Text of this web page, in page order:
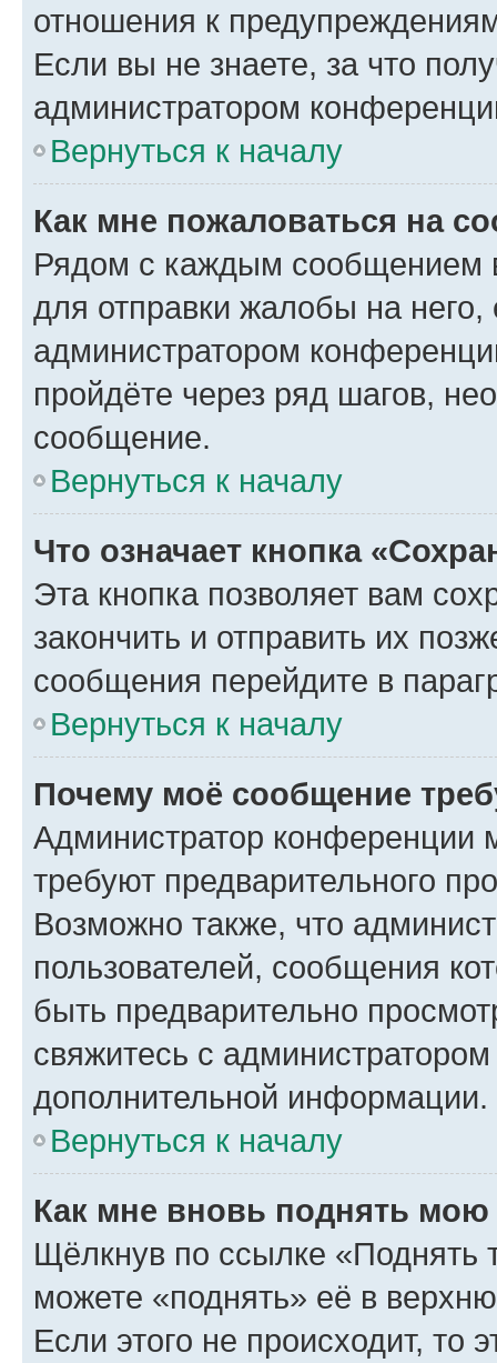
отношения к
Если вы не знаете, за что
администратором
Вернуться к началу
Как мне пожаловаться на
Рядом с каждым сообщением
для отправки жалобы на
администратором
пройдёте через ряд шагов,
сообщение.
Вернуться к началу
Что означает кнопка
Эта кнопка позволяет вам
закончить и отправить их
сообщения перейдите в
Вернуться к началу
Почему моё сообщение
Администратор конференции
требуют предварительного
Возможно также, что
пользователей, сообщения
быть предварительно
свяжитесь с
дополнительной информации.
Вернуться к началу
Как мне вновь поднять мою
Щёлкнув по ссылке «Поднять
можете «поднять» её в
Если этого не происходит, то